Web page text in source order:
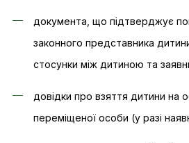
документа, що підтверджує
законного представника
стосунки між дитиною та
довідки про взяття дитини на
переміщеної особи (у разі